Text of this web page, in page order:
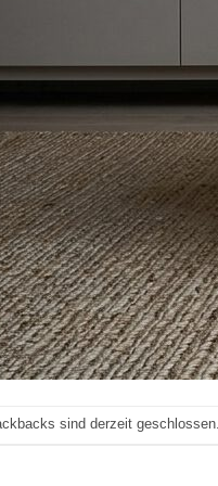
sind derzeit